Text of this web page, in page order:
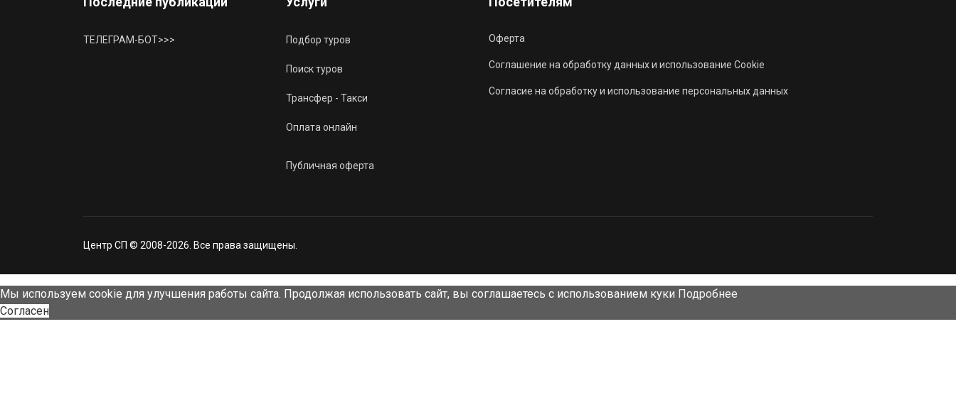
ТЕЛЕГРАМ-БОТ>>> Подбор туров
Поиск туров
Трансфер - Такси
Оплата онлайн
Публичная оферта
Оферта
Соглашение на обработку данных и использование Cookie
Согласие на обработку и использование персональных данных
Центр СП © 2008-2026. Все права защищены.
Мы используем cookie для улучшения работы сайта. Продолжая использовать сайт, вы соглашаетесь с использованием куки Подробнее
Согласен